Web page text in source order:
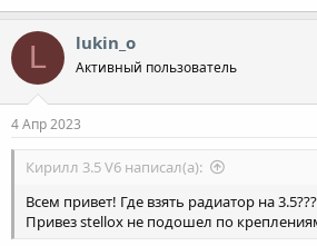
L lukin_o
Активный пользователь
4 Апр 2023
Кирилл 3.5 V6 написал(а):
Всем привет! Где взять радиатор на
Привез stellox не подошел по